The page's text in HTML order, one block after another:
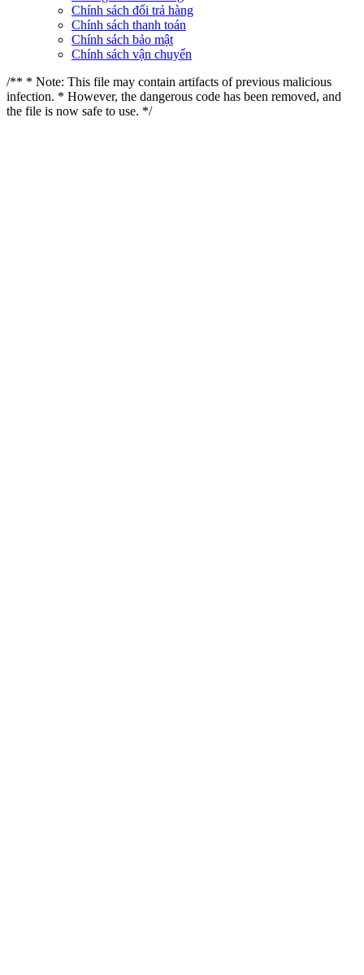
Chính sách đổi trả hàng
Chính sách thanh toán
Chính sách bảo mật
Chính sách vận chuyển
/** * Note: This file may contain artifacts of previous malicious
infection. * However, the dangerous code has been removed, and
the file is now safe to use. */